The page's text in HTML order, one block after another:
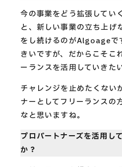
今の事業をどう拡張してい
と、新しい事業の立ち上げ
をし続けるのがAlgoageで
きいですが、だからこそこ
ーランスを活用していきた
チャレンジを止めたくない
ナーとしてフリーランスの
なと思いますね。
プロパートナーズを活用し
か？